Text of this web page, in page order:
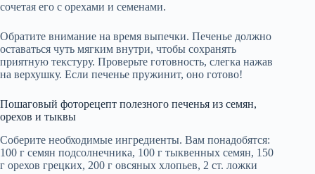
сочетая его с орехами и семенами.
Обратите внимание на время выпечки. Печенье должно
оставаться чуть мягким внутри, чтобы сохранять
приятную текстуру. Проверьте готовность, слегка нажав
на верхушку. Если печенье пружинит, оно готово!
Пошаговый фоторецепт полезного печенья из семян,
орехов и тыквы
Соберите необходимые ингредиенты. Вам понадобятся:
100 г семян подсолнечника, 100 г тыквенных семян, 150
г орехов грецких, 200 г овсяных хлопьев, 2 ст. ложки